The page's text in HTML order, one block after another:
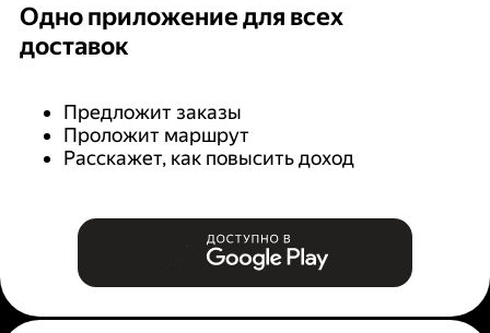
Одно приложение для всех
доставок
Предложит заказы
Проложит маршрут
Расскажет, как повысить доход